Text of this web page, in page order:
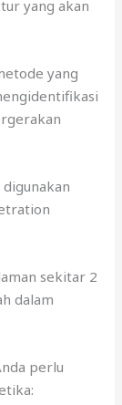
yang akan
yang
sekitar 2
dalam
perlu